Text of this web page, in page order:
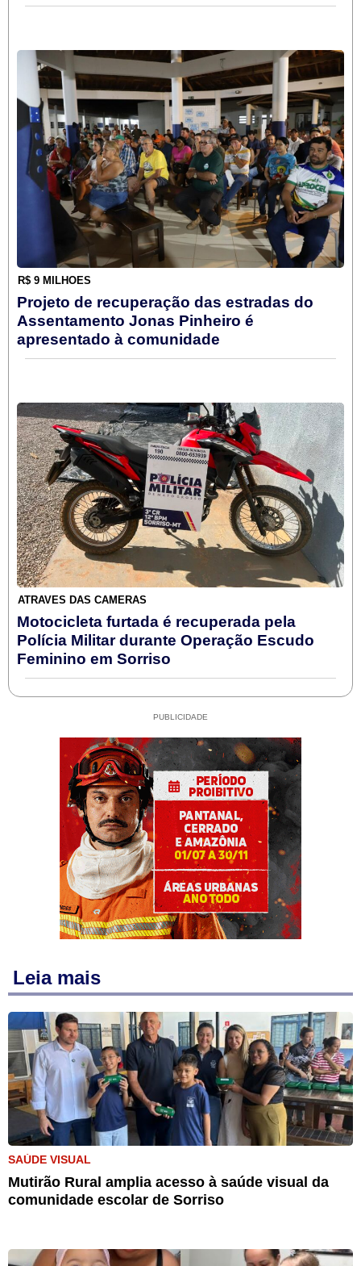
R$ 9 MILHÕES
Projeto de recuperação das estradas do
Assentamento Jonas Pinheiro é
apresentado à comunidade
ATRAVÉS DAS CÂMERAS
Motocicleta furtada é recuperada pela
Polícia Militar durante Operação Escudo
Feminino em Sorriso
PUBLICIDADE
Leia mais
SAÚDE VISUAL
Mutirão Rural amplia acesso à saúde visual da
comunidade escolar de Sorriso